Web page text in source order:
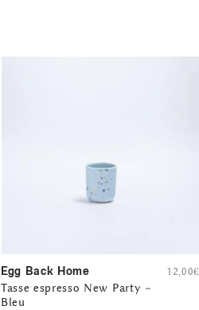
Egg Back Home
Tasse espresso New Party –
Bleu
12,00€